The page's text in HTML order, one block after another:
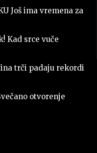
Još ima vremena za
Kad srce vuče
trči padaju rekordi
otvorenje